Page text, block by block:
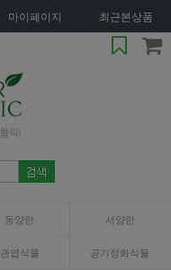
마이페이지 최근본상품
동양란 서양란
관엽식물 공기정화식물